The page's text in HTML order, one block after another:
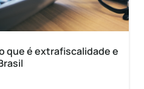
que é extrafiscalidade e